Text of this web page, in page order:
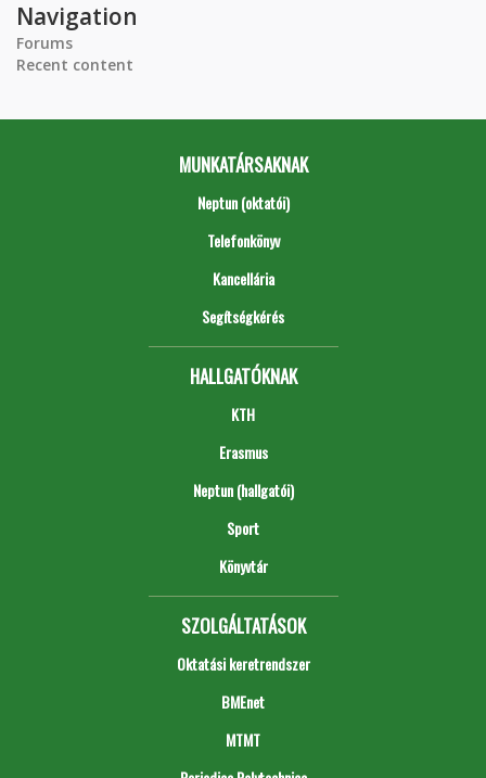
Navigation
Forums
Recent content
MUNKATÁRSAKNAK
Neptun (oktatói)
Telefonkönyv
Kancellária
Segítségkérés
HALLGATÓKNAK
KTH
Erasmus
Neptun (hallgatói)
Sport
Könyvtár
SZOLGÁLTATÁSOK
Oktatási keretrendszer
BMEnet
MTMT